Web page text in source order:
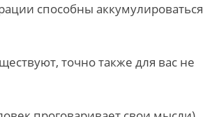
способны аккумулироваться
точно также для вас не